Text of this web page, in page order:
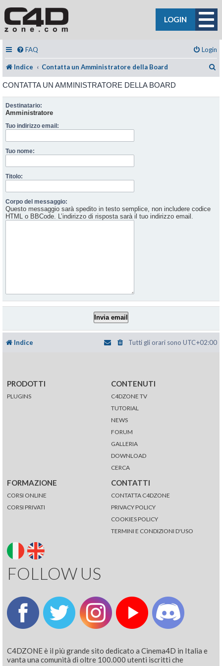
LOGIN
FAQ Login
Indice Contatta un Amministratore della Board
CONTATTA UN AMMINISTRATORE DELLA BOARD
Destinatario:
Amministratore
Tuo indirizzo email:
Tuo nome:
Titolo:
Corpo del messaggio:
Questo messaggio sarà spedito in testo semplice, non includere codice
HTML o BBCode. L’indirizzo di risposta sarà il tuo indirizzo email.
Indice Tutti gli orari sono UTC+02:00
PRODOTTI
PLUGINS
CONTENUTI
C4DZONE TV
TUTORIAL
NEWS
FORUM
GALLERIA
DOWNLOAD
CERCA
FORMAZIONE
CORSI ONLINE
CORSI PRIVATI
CONTATTI
CONTATTA C4DZONE
PRIVACY POLICY
COOKIES POLICY
TERMINI E CONDIZIONI D'USO
FOLLOW US
C4DZONE è il più grande sito dedicato a Cinema4D in Italia e
vanta una comunità di oltre 100.000 utenti iscritti che